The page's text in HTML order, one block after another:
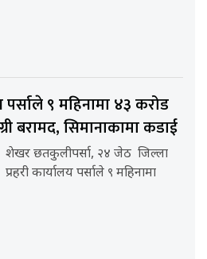
पर्साले ९ महिनामा ४३ करोड
बरामद, सिमानाकामा कडाई
शेखर छतकुलीपर्सा, २४ जेठ जिल्ला
प्रहरी कार्यालय पर्साले ९ महिनामा